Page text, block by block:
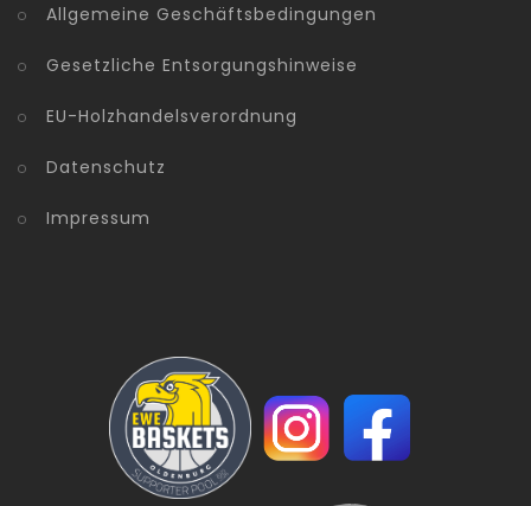
Allgemeine Geschäftsbedingungen
Gesetzliche Entsorgungshinweise
EU-Holzhandelsverordnung
Datenschutz
Impressum